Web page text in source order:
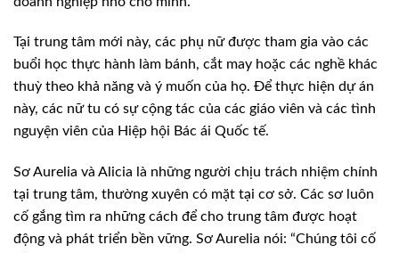
Tại trung tâm mới này, các phụ nữ được tham gia vào các
buổi học thực hành làm bánh, cắt may hoặc các nghề khác
thuỳ theo khả năng và ý muốn của họ. Để thực hiện dự án
này, các nữ tu có sự cộng tác của các giáo viên và các tình
nguyện viên của Hiệp hội Bác ái Quốc tế.
Sơ Aurelia và Alicia là những người chịu trách nhiệm chính
tại trung tâm, thường xuyên có mặt tại cơ sở. Các sơ luôn
cố gắng tìm ra những cách để cho trung tâm được hoạt
động và phát triển bền vững. Sơ Aurelia nói: “Chúng tôi cố